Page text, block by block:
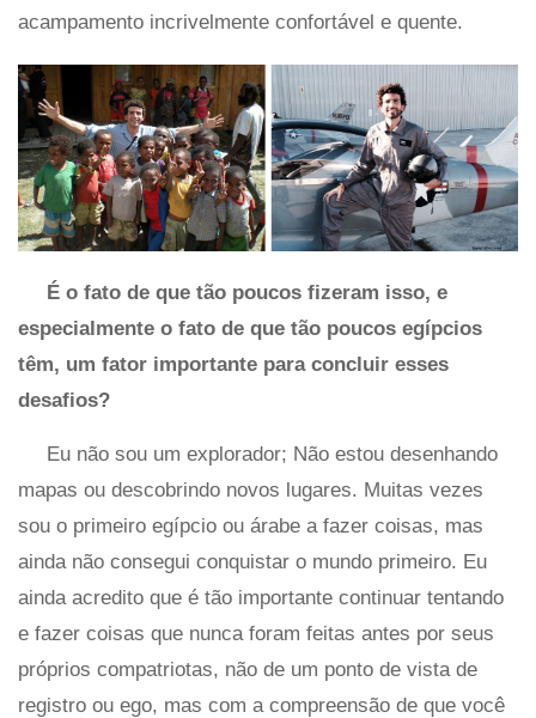
acampamento incrivelmente confortável e quente.
É o fato de que tão poucos fizeram isso, e
especialmente o fato de que tão poucos egípcios
têm, um fator importante para concluir esses
desafios?
Eu não sou um explorador; Não estou desenhando
mapas ou descobrindo novos lugares. Muitas vezes
sou o primeiro egípcio ou árabe a fazer coisas, mas
ainda não consegui conquistar o mundo primeiro. Eu
ainda acredito que é tão importante continuar tentando
e fazer coisas que nunca foram feitas antes por seus
próprios compatriotas, não de um ponto de vista de
registro ou ego, mas com a compreensão de que você